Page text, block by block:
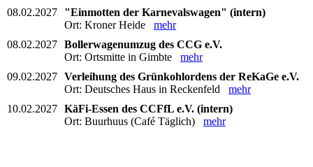
08.02.2027
"Einmotten der Karnevalswagen" (intern)
Ort: Kroner Heide mehr
08.02.2027 Bollerwagenumzug des CCG e.V.
Ort: Ortsmitte in Gimbte mehr
09.02.2027 Verleihung des Grünkohlordens der ReKaGe e.V.
Ort: Deutsches Haus in Reckenfeld mehr
10.02.2027 KäFi-Essen des CCFfL e.V. (intern)
Ort: Buurhuus (Café Täglich) mehr